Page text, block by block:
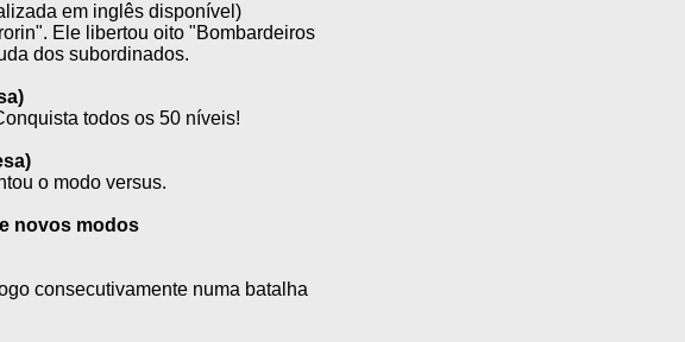
em inglês disponível)
Ele libertou oito "Bombardeiros
dos subordinados.
todos os 50 níveis!
o modo versus.
novos modos
consecutivamente numa batalha